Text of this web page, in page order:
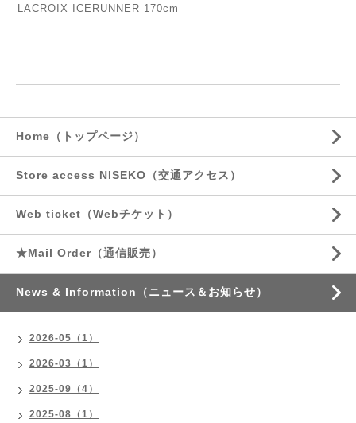
LACROIX ICERUNNER 170cm
Home（トップページ）
Store access NISEKO（交通アクセス）
Web ticket（Webチケット）
★Mail Order（通信販売）
News & Information（ニュース＆お知らせ）
2026-05（1）
2026-03（1）
2025-09（4）
2025-08（1）